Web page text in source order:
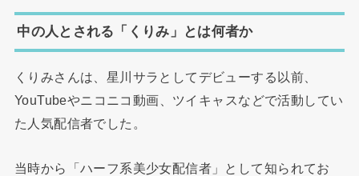
中の人とされる「くりみ」とは何者か
くりみさんは、星川サラとしてデビューする以前、
YouTubeやニコニコ動画、ツイキャスなどで活動してい
た人気配信者でした。
当時から「ハーフ系美少女配信者」として知られてお